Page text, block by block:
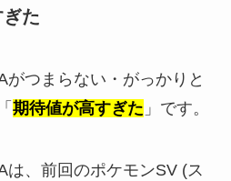
た
つまらない・がっかりと
期待値が高すぎた 」です。
は、前回のポケモンSV (ス